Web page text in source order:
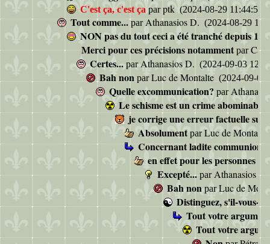
C'est ça, c'est ça parptk (2024-08-29 11:44:53)
Tout comme...parAthanasios D. (2024-08-29
NON pas du tout ceci a été tranché depuis
Merci pour ces précisions notammentpar
Certes... parAthanasios D. (2024-09-03
Bah non parLuc de Montalte (2024-09-03
Quelle excommunication? par
Le schisme est un crime abominable
je corrige une erreur factuelle sur
AbsolumentparLuc de Montalte
Concernant ladite communion
en effet pour les personnes
Excepté... parAthanasios D.
Bah nonparLuc de
Distinguez, s'il-vous-
Tout votre
Tout votre